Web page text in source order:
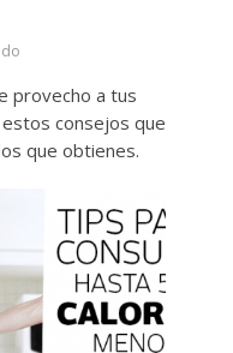
provecho a tus
consejos que
que obtienes.